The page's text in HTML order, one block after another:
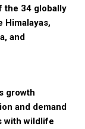
the 34 globally
Himalayas,
and
growth
and demand
with wildlife